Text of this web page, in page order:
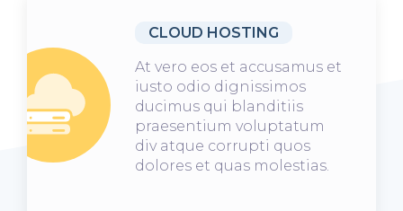
CLOUD HOSTING
At vero eos et accusamus et
iusto odio dignissimos
ducimus qui blanditiis
praesentium voluptatum
div atque corrupti quos
dolores et quas molestias.